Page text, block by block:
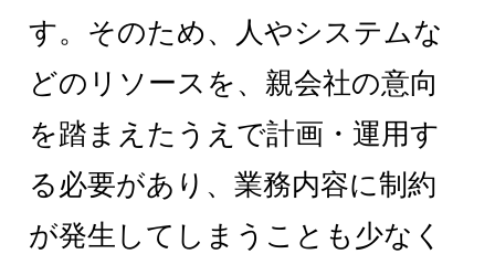
す。そのため、人やシステムな
どのリソースを、親会社の意向
を踏まえたうえで計画・運用す
る必要があり、業務内容に制約
が発生してしまうことも少なく